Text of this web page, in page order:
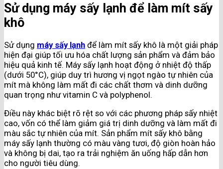
Sử dụng máy sấy lạnh để làm mít sấy
khô
Sử dụng máy sấy lạnh để làm mít sấy khô là một giải pháp
hiện đại giúp tối ưu hóa chất lượng sản phẩm và đảm bảo
hiệu quả kinh tế. Máy sấy lạnh hoạt động ở nhiệt độ thấp
(dưới 50°C), giúp duy trì hương vị ngọt ngào tự nhiên của
mít mà không làm mất đi các chất thơm và dinh dưỡng
quan trọng như vitamin C và polyphenol.
Điều này khác biệt rõ rệt so với các phương pháp sấy nhiệt
cao, vốn có thể làm giảm giá trị dinh dưỡng và làm mất đi
màu sắc tự nhiên của mít. Sản phẩm mít sấy khô bằng
máy sấy lạnh thường có màu vàng tươi, độ giòn hoàn hảo
và không bị dai, tạo ra trải nghiệm ăn uống hấp dẫn hơn
cho người tiêu dùng.